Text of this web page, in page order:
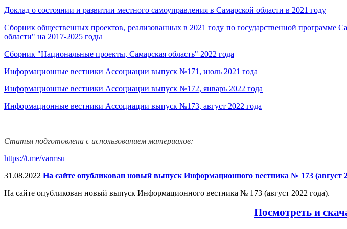
Доклад о состоянии и развитии местного самоуправления в Самарской области в 2021 году
Сборник общественных проектов, реализованных в 2021 году по государственной
области" на 2017-2025 годы
Сборник "Национальные проекты, Самарская область" 2022 года
Информационные вестники Ассоциации выпуск №171, июль 2021 года
Информационные вестники Ассоциации выпуск №172, январь 2022 года
Информационные вестники Ассоциации выпуск №173, август 2022 года
Статья подготовлена с использованием материалов:
https://t.me/varmsu
31.08.2022 На сайте опубликован новый выпуск Информационного вестника № 173 (август
На сайте опубликован новый выпуск Информационного вестника № 173 (август 2022 года).
Посмотреть и